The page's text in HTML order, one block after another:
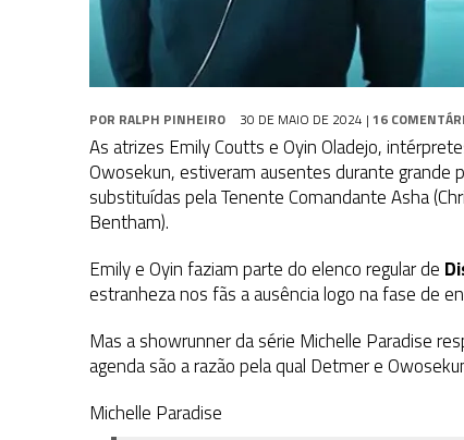
POR RALPH PINHEIRO 30 DE MAIO DE 2024 | 16
As atrizes Emily Coutts e Oyin Oladejo,
Owosekun, estiveram ausentes durante grande
substituídas pela Tenente Comandante Asha
Bentham).
Emily e Oyin faziam parte do elenco regular de
estranheza nos fãs a ausência logo na fase de
Mas a showrunner da série Michelle Paradise
agenda são a razão pela qual Detmer e
Michelle Paradise